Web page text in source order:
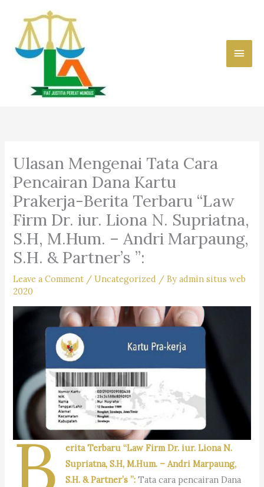
content
Main
Ulasan Mengenai Tata Cara
Pencairan Dana Kartu
Prakerja-Berita Terbaru “Law
Firm Dr. iur. Liona N. Supriatna,
S.H, M.Hum. – Andri Marpaung,
S.H. & Partner’s ”:
Leave a Comment /Uncategorized / Byadmin situs web
2020
B
erita Terbaru “Law Firm Dr. iur. Liona N.
Supriatna, S.H, M.Hum. – Andri Marpaung,
S.H. & Partner’s ”:Tata cara pencairan Dana